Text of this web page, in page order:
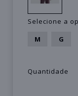
Selecione a
M
G
Quantidade